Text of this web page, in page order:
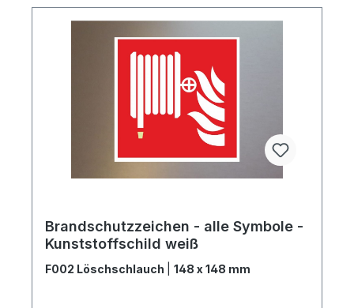
Brandschutzzeichen - alle Symbole -
Kunststoffschild weiß
F002 Löschschlauch 148 x 148 mm